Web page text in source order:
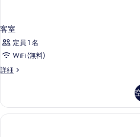
真
を
表
示
客室
定員 1 名
WiFi (無料)
詳細
客
細